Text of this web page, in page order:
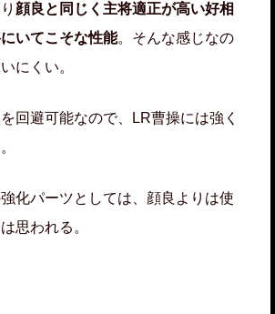
顔良と同じく主将適正が高い好相
いてこそな性能。そんな感じなの
にくい。
回避可能なので、LR曹操には強く
化パーツとしては、顔良よりは使
思われる。